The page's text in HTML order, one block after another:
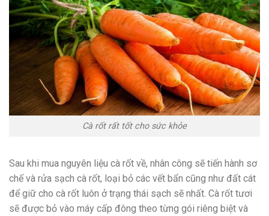
Cà rốt rất tốt cho sức khỏe
Sau khi mua nguyên liệu cà rốt về, nhân công sẽ tiến hành sơ
chế và rửa sạch cà rốt, loại bỏ các vết bẩn cũng như đất cát
để giữ cho cà rốt luôn ở trạng thái sạch sẽ nhất. Cà rốt tươi
sẽ được bỏ vào máy cấp đông theo từng gói riêng biệt và